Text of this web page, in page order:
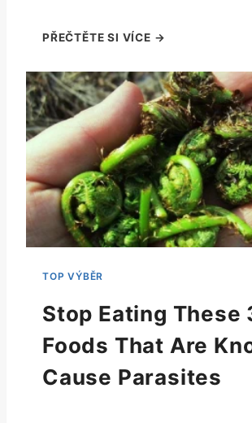
Stop Eating These
Foods That Are
Cause Parasites